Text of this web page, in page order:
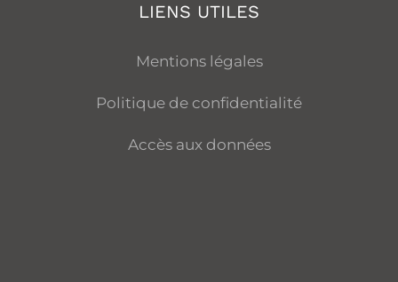
LIENS UTILES
Mentions légales
Politique de confidentialité
Accès aux données